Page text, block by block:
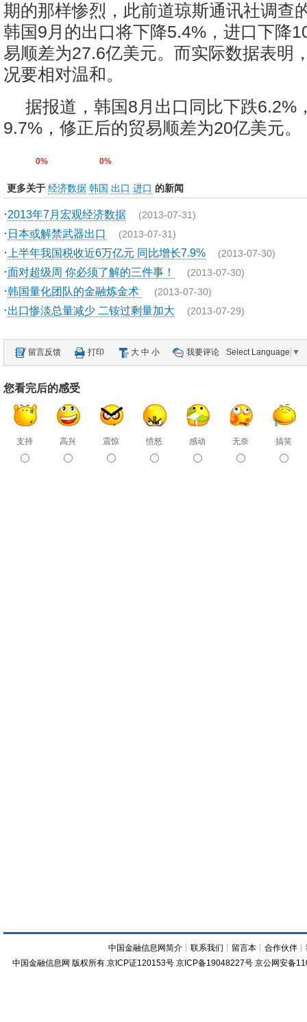
期的那样惨烈，此前道琼斯通讯社调查
韩国9月的出口将下降5.4%，进口下降
易顺差为27.6亿美元。而实际数据表明
况要相对温和。
据报道，韩国8月出口同比下跌6.2%
9.7%，修正后的贸易顺差为20亿美元。
0% 0%
更多关于 经济数据 韩国 出口 进口 的新闻
·2013年7月宏观经济数据 (2013-07-31)
· 日本或解禁武器出口 (2013-07-31)
· 上半年我国税收近6万亿元 同比增长7.9% (2013-07-30)
·面对超级周 你必须了解的三件事！ (2013-07-30)
·韩国量化团队的金融炼金术 (2013-07-30)
·出口惨淡总量减少 二铵过剩量加大 (2013-07-29)
留言反馈 打印 大 中 小 我要评论 Select Language ▼
您看完后的感受
支持 高兴 震惊 愤怒 感动 无奈 搞笑
中国金融信息网简介 ┊联系我们 ┊ 留言本 ┊合作伙伴 ┊
中国金融信息网 版权所有 京ICP证120153号 京ICP备19048227号 京公网安备